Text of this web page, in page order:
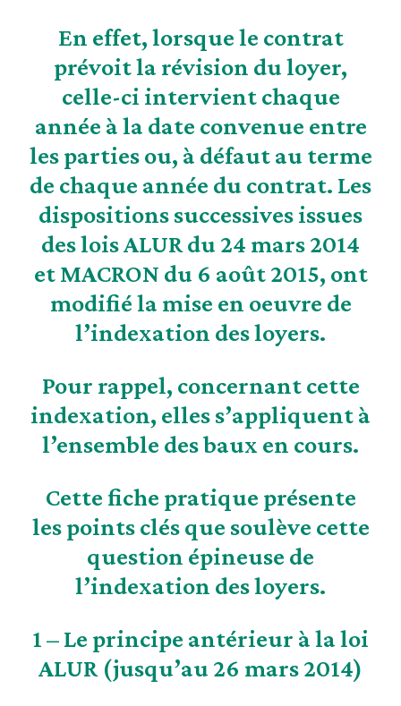
En effet, lorsque le contrat
prévoit la révision du loyer,
celle-ci intervient chaque
année à la date convenue entre
les partiesou, à défautau terme
de chaque année du contrat. Les
dispositions successives issues
des lois ALUR du 24 mars 2014
et MACRON du 6 août 2015, ont
modifié la mise en oeuvre de
l’indexation des loyers.
Pour rappel, concernant cette
indexation, elles s’appliquent à
l’ensemble des baux en cours.
Cette fiche pratique présente
les points clés que soulève cette
question épineuse de
l’indexation des loyers.
1 –Le principe antérieur à la loi
ALUR (jusqu’au 26 mars 2014)